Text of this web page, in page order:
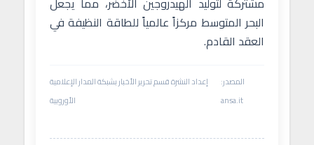
البحر المتوسط مركزاً عالمياً للطاقة النظيفة في
العقد القادم.
المصدر:
ansa.it
إعداد النشرة قسم تحرير الأخبار بشبكة المدار الإعلامية
الأوروبية